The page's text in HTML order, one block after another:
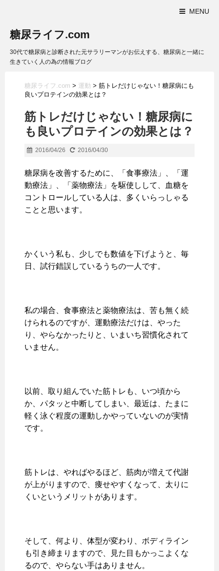
MENU
糖尿ライフ.com
30代で糖尿病と診断された元サラリーマンがお伝えする、糖尿病と一緒に
生きていく人の為の情報ブログ
糖尿ライフ.com > 運動 > 筋トレだけじゃない！糖尿病にも
良いプロテインの効果とは？
筋トレだけじゃない！糖尿病に
も良いプロテインの効果とは？
2016/04/26 2016/04/30
糖尿病を改善するために、「食事療法」、「運
動療法」、「薬物療法」を駆使しして、血糖を
コントロールしている人は、多くいらっしゃる
ことと思います。
かくいう私も、少しでも数値を下げようと、毎
日、試行錯誤しているうちの一人です。
私の場合、食事療法と薬物療法は、苦も無く続
けられるのですが、運動療法だけは、やった
り、やらなかったりと、いまいち習慣化されて
いません。
以前、取り組んでいた筋トレも、いつ頃から
か、パタッと中断してしまい、最近は、たまに
軽く泳ぐ程度の運動しかやっていないのが実情
です。
筋トレは、やればやるほど、筋肉が増えて代謝
が上がりますので、痩せやすくなって、太りに
くいというメリットがあります。
そして、何より、体型が変わり、ボディライン
も引き締まりますので、見た目もかっこよくな
るので、やらない手はありません。